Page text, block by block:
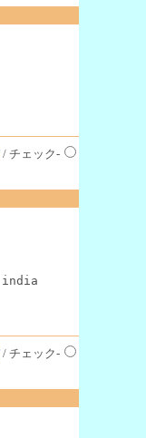
/ チェック-
india
/ チェック-